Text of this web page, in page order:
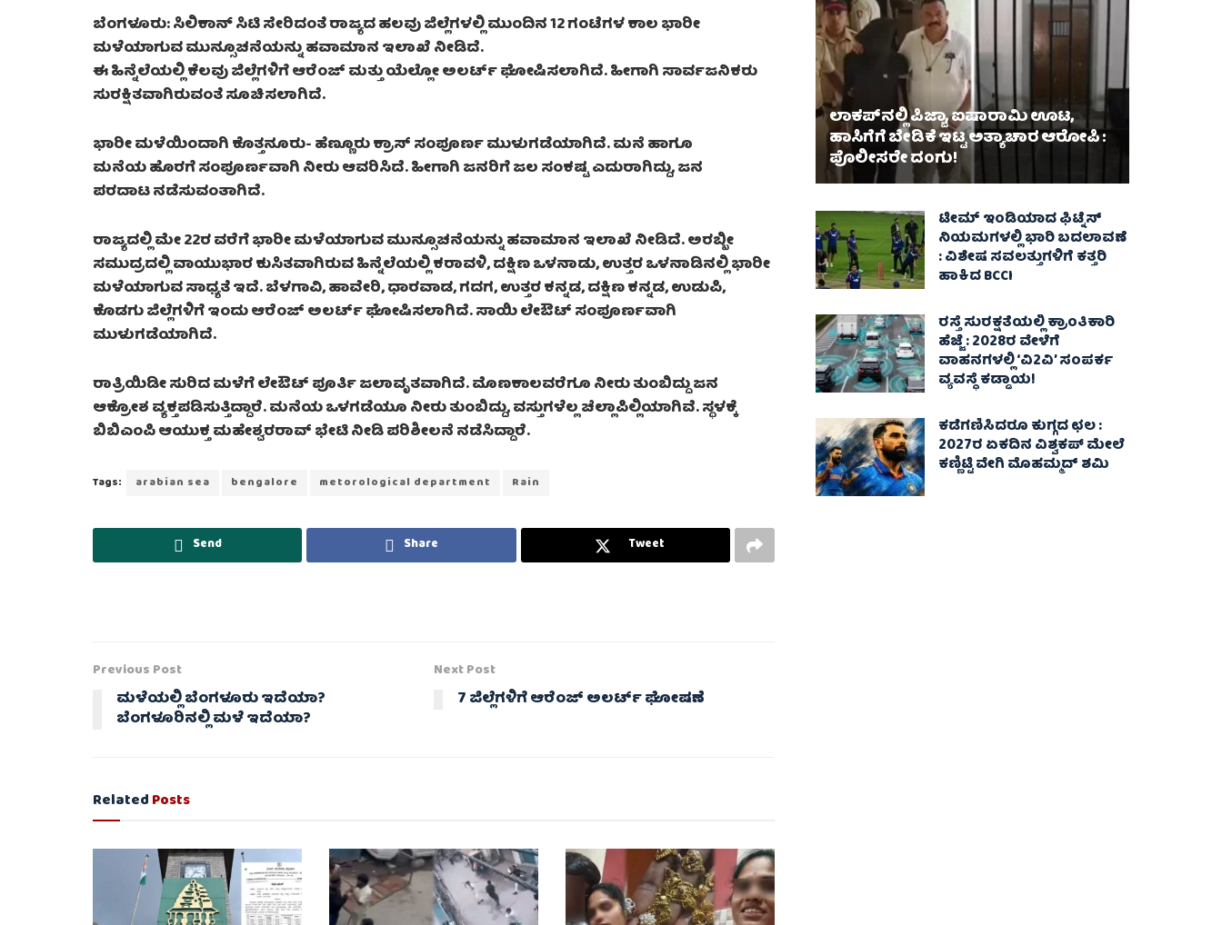
ಬೆಂಗಳೂರು: ಸಿಲಿಕಾನ್ ಸಿಟಿ ಸೇರಿದಂತೆ ರಾಜ್ಯದ ಹಲವು ಜಿಲ್ಲೆಗಳಲ್ಲಿ ಮುಂದಿನ 12 ಗಂಟೆಗಳ ಕಾಲ ಭಾರೀ
ಮಳೆಯಾಗುವ ಮುನ್ಸೂಚನೆಯನ್ನು ಹವಾಮಾನ ಇಲಾಖೆ ನೀಡಿದೆ.
ಈ ಹಿನ್ನೆಲೆಯಲ್ಲಿ ಕೆಲವು ಜಿಲ್ಲೆಗಳಿಗೆ ಆರೆಂಜ್ ಮತ್ತು ಯೆಲ್ಲೋ ಅಲರ್ಟ್ ಘೋಷಿಸಲಾಗಿದೆ. ಹೀಗಾಗಿ ಸಾರ್ವಜನಿಕರು
ಸುರಕ್ಷಿತವಾಗಿರುವಂತೆ ಸೂಚಿಸಲಾಗಿದೆ.
ಭಾರೀ ಮಳೆಯಿಂದಾಗಿ ಕೊತ್ತನೂರು- ಹೆಣ್ಣೂರು ಕ್ರಾಸ್ ಸಂಪೂರ್ಣ ಮುಳುಗಡೆಯಾಗಿದೆ. ಮನೆ ಹಾಗೂ
ಮನೆಯ ಹೊರಗೆ ಸಂಪೂರ್ಣವಾಗಿ ನೀರು ಆವರಿಸಿದೆ. ಹೀಗಾಗಿ ಜನರಿಗೆ ಜಲ ಸಂಕಷ್ಟ ಎದುರಾಗಿದ್ದು, ಜನ
ಪರದಾಟ ನಡೆಸುವಂತಾಗಿದೆ.
ರಾಜ್ಯದಲ್ಲಿ ಮೇ 22ರ ವರೆಗೆ ಭಾರೀ ಮಳೆಯಾಗುವ ಮುನ್ಸೂಚನೆಯನ್ನು ಹವಾಮಾನ ಇಲಾಖೆ ನೀಡಿದೆ. ಅರಬ್ಬೀ
ಸಮುದ್ರದಲ್ಲಿ ವಾಯುಭಾರ ಕುಸಿತವಾಗಿರುವ ಹಿನ್ನೆಲೆಯಲ್ಲಿ ಕರಾವಳಿ, ದಕ್ಷಿಣ ಒಳನಾಡು, ಉತ್ತರ ಒಳನಾಡಿನಲ್ಲಿ ಭಾರೀ
ಮಳೆಯಾಗುವ ಸಾಧ್ಯತೆ ಇದೆ. ಬೆಳಗಾವಿ, ಹಾವೇರಿ, ಧಾರವಾಡ, ಗದಗ, ಉತ್ತರ ಕನ್ನಡ, ದಕ್ಷಿಣ ಕನ್ನಡ, ಉಡುಪಿ,
ಕೊಡಗು ಜಿಲ್ಲೆಗಳಿಗೆ ಇಂದು ಆರೆಂಜ್ ಅಲರ್ಟ್ ಘೋಷಿಸಲಾಗಿದೆ. ಸಾಯಿ ಲೇಔಟ್ ಸಂಪೂರ್ಣವಾಗಿ
ಮುಳುಗಡೆಯಾಗಿದೆ.
ರಾತ್ರಿಯಿಡೀ ಸುರಿದ ಮಳೆಗೆ ಲೇಔಟ್ ಪೂರ್ತಿ ಜಲಾವೃತವಾಗಿದೆ. ಮೊಣಕಾಲವರೆಗೂ ನೀರು ತುಂಬಿದ್ದು ಜನ
ಆಕ್ರೋಶ ವ್ಯಕ್ತಪಡಿಸುತ್ತಿದ್ದಾರೆ. ಮನೆಯ ಒಳಗಡೆಯೂ ನೀರು ತುಂಬಿದ್ದು, ವಸ್ತುಗಳೆಲ್ಲ ಚೆಲ್ಲಾಪಿಲ್ಲಿಯಾಗಿವೆ. ಸ್ಥಳಕ್ಕೆ
ಬಿಬಿಎಂಪಿ ಆಯುಕ್ತ ಮಹೇಶ್ವರರಾವ್ ಭೇಟಿ ನೀಡಿ ಪರಿಶೀಲನೆ ನಡೆಸಿದ್ದಾರೆ.
Tags: arabian sea bengalore metorological department Rain
Send Share Tweet
Previous Post
ಮಳೆಯಲ್ಲಿ ಬೆಂಗಳೂರು ಇದೆಯಾ?
ಬೆಂಗಳೂರಿನಲ್ಲಿ ಮಳೆ ಇದೆಯಾ?
Next Post
7 ಜಿಲ್ಲೆಗಳಿಗೆ ಆರೆಂಜ್ ಅಲರ್ಟ್ ಘೋಷಣೆ
RelatedPosts
ಲಾಕಪ್‌ನಲ್ಲಿ ಪಿಜ್ಜಾ, ಐಷಾರಾಮಿ ಊಟ,
ಹಾಸಿಗೆಗೆ ಬೇಡಿಕೆ ಇಟ್ಟ ಅತ್ಯಾಚಾರ ಆರೋಪಿ :
ಪೊಲೀಸರೇ ದಂಗು!
ಟೀಮ್ ಇಂಡಿಯಾದ ಫಿಟ್ನೆಸ್
ನಿಯಮಗಳಲ್ಲಿ ಭಾರಿ ಬದಲಾವಣೆ
: ವಿಶೇಷ ಸವಲತ್ತುಗಳಿಗೆ ಕತ್ತರಿ
ಹಾಕಿದ BCCI
ರಸ್ತೆ ಸುರಕ್ಷತೆಯಲ್ಲಿ ಕ್ರಾಂತಿಕಾರಿ
ಹೆಜ್ಜೆ : 2028ರ ವೇಳೆಗೆ
ವಾಹನಗಳಲ್ಲಿ ‘ವಿ2ವಿ’ ಸಂಪರ್ಕ
ವ್ಯವಸ್ಥೆ ಕಡ್ಡಾಯ!
ಕಡೆಗಣಿಸಿದರೂ ಕುಗ್ಗದ ಛಲ :
2027ರ ಏಕದಿನ ವಿಶ್ವಕಪ್‌ ಮೇಲೆ
ಕಣ್ಣಿಟ್ಟಿ ವೇಗಿ ಮೊಹಮ್ಮದ್ ಶಮಿ